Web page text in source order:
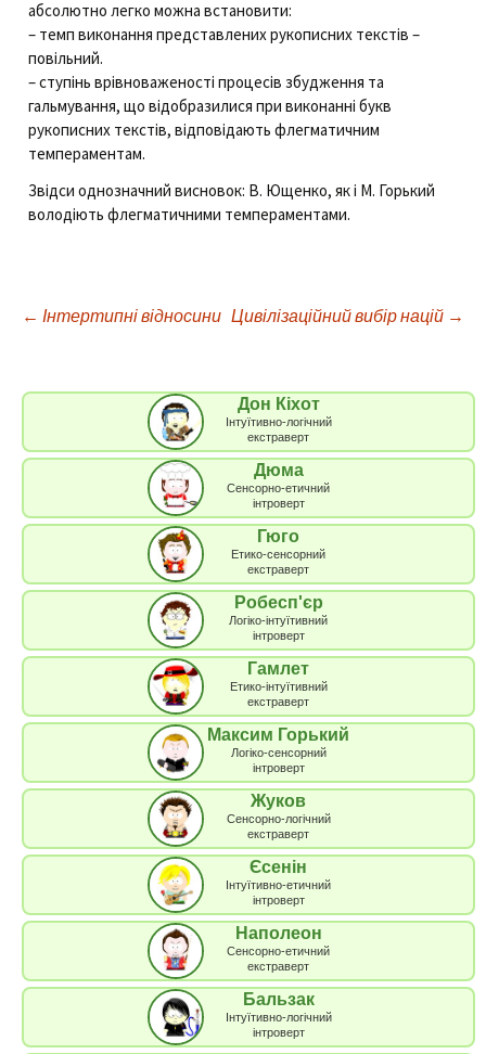
абсолютно легко можна встановити:
– темп виконання представлених рукописних текстів –
повільний.
– ступінь врівноваженості процесів збудження та
гальмування, що відобразилися при виконанні букв
рукописних текстів, відповідають флегматичним
темпераментам.
Звідси однозначний висновок: В. Ющенко, як і М. Горький
володіють флегматичними темпераментами.
по
запису
← Інтертипні відносини Цивілізаційний вибір націй →
Дон Кіхот
Інтуїтивно-логічний
екстраверт
Дюма
Сенсорно-етичний
інтроверт
Гюго
Етико-сенсорний
екстраверт
Робесп'єр
Логіко-інтуїтивний
інтроверт
Гамлет
Етико-інтуїтивний
екстраверт
Максим Горький
Логіко-сенсорний
інтроверт
Жуков
Сенсорно-логічний
екстраверт
Єсенін
Інтуїтивно-етичний
інтроверт
Наполеон
Сенсорно-етичний
екстраверт
Бальзак
Інтуїтивно-логічний
інтроверт